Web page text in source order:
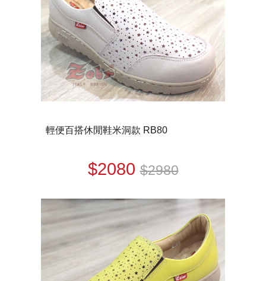
輕便百搭休閒鞋米洞款 RB80
$2080$2980